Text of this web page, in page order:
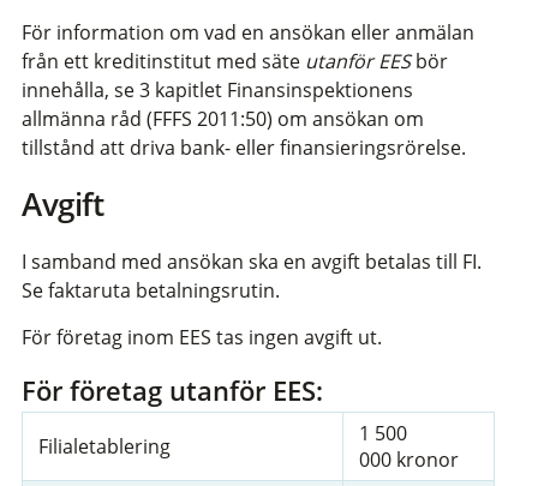
För information om vad en ansökan eller anmälan
från ett kreditinstitut med säte utanför EESbör
innehålla, se 3 kapitlet Finansinspektionens
allmänna råd (FFFS 2011:50) om ansökan om
tillstånd att driva bank- eller finansieringsrörelse.
Avgift
I samband med ansökan ska en avgift betalas till FI.
Se faktaruta betalningsrutin.
För företag inom EES tas ingen avgift ut.
För företag utanför EES:
Filialetablering
1 500
000 kronor